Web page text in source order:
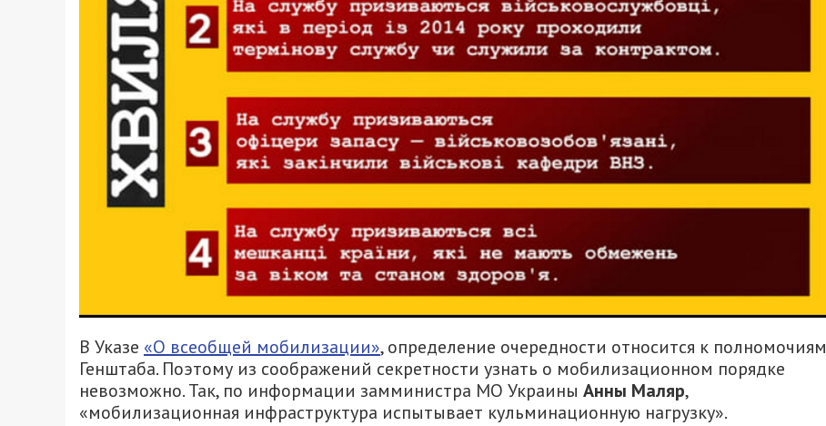
В Указе «О всеобщей мобилизации», определение очередности относится к полномочиям
Генштаба. Поэтому из соображений секретности узнать о мобилизационном порядке
невозможно. Так, по информации замминистра МО Украины Анны Маляр,
«мобилизационная инфраструктура испытывает кульминационную нагрузку».